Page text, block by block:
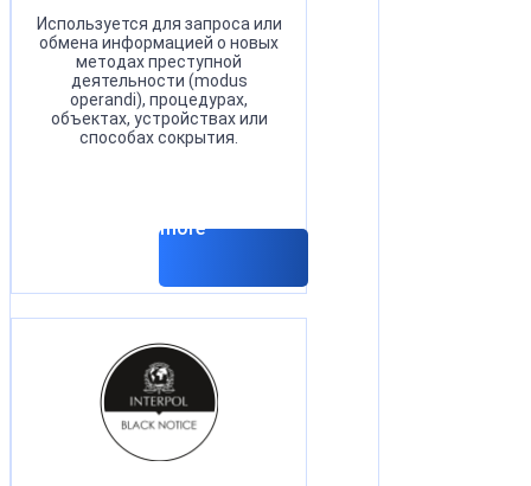
Используется для запроса или
обмена информацией о новых
методах преступной
деятельности (modus
operandi), процедурах,
объектах, устройствах или
способах сокрытия.
Read more